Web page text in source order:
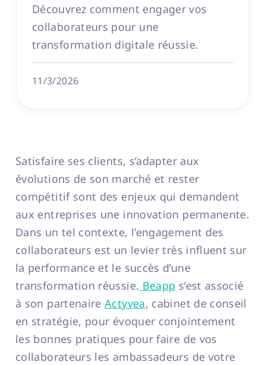
Découvrez comment engager vos
collaborateurs pour une
transformation digitale réussie.
11/3/2026
Satisfaire ses clients, s’adapter aux
évolutions de son marché et rester
compétitif sont des enjeux qui demandent
aux entreprises une innovation permanente.
Dans un tel contexte, l’engagement des
collaborateurs est un levier très influent sur
la performance et le succès d’une
transformation réussie. Beapp s’est associé
à son partenaireActyvea, cabinet de conseil
en stratégie, pour évoquer conjointement
les bonnes pratiques pour faire de vos
collaborateurs les ambassadeurs de votre